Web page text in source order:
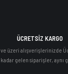
ÜCRETSİZ KARGO
üzeri alışverişlerinizde
kadar gelen siparişler, aynı